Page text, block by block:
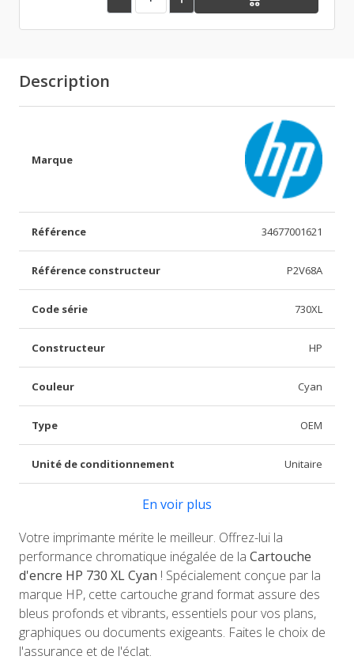
Description
Marque
Référence 34677001621
Référence constructeur P2V68A
Code série 730XL
Constructeur HP
Couleur Cyan
Type OEM
Unité de conditionnement Unitaire
En voir plus
Votre imprimante mérite le meilleur. Offrez-lui la
performance chromatique inégalée de la Cartouche
d'encre HP 730 XL Cyan ! Spécialement conçue par la
marque HP, cette cartouche grand format assure des
bleus profonds et vibrants, essentiels pour vos plans,
graphiques ou documents exigeants. Faites le choix de
l'assurance et de l'éclat.